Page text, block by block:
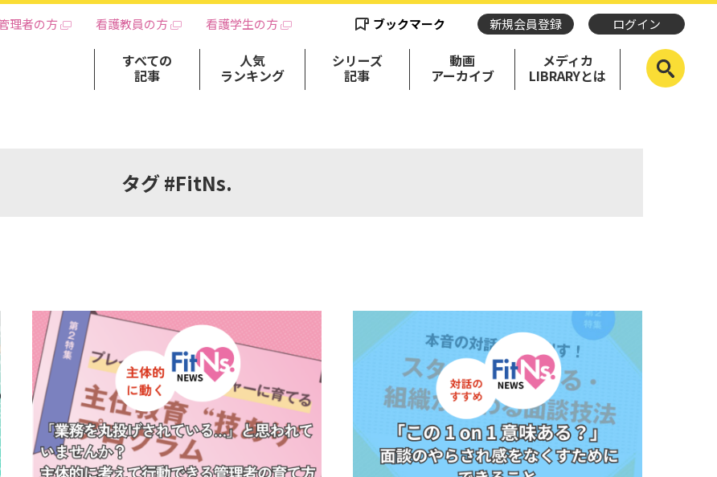
理者の方 看護教員の方 看護学生の方 ブックマーク 新規会員登録 ログイン
すべての
記事
人気
ランキング
シリーズ
記事
動画
アーカイブ
メディカ
LIBRARYとは
タグ #FitNs.